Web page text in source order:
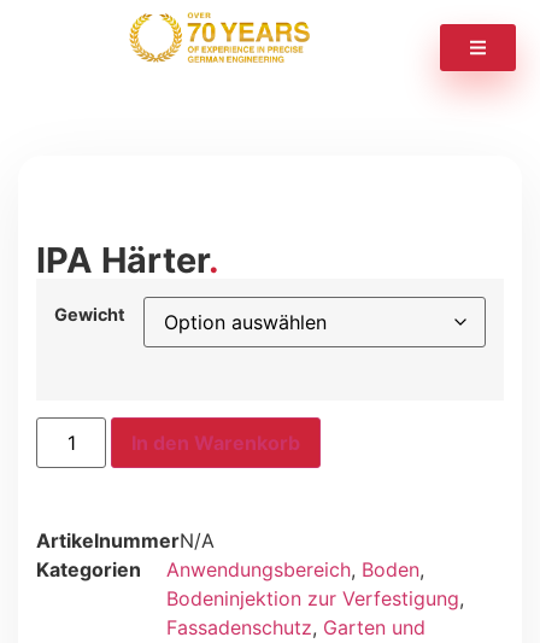
IPA Härter
Gewicht
In den Warenkorb
ArtikelnummerN/A
Kategorien
Anwendungsbereich, Boden,
Bodeninjektion zur Verfestigung,
Fassadenschutz, Garten und